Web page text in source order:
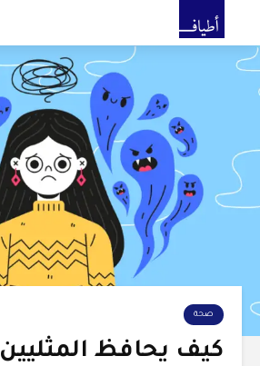
صحة
كيف يحافظ المثليين